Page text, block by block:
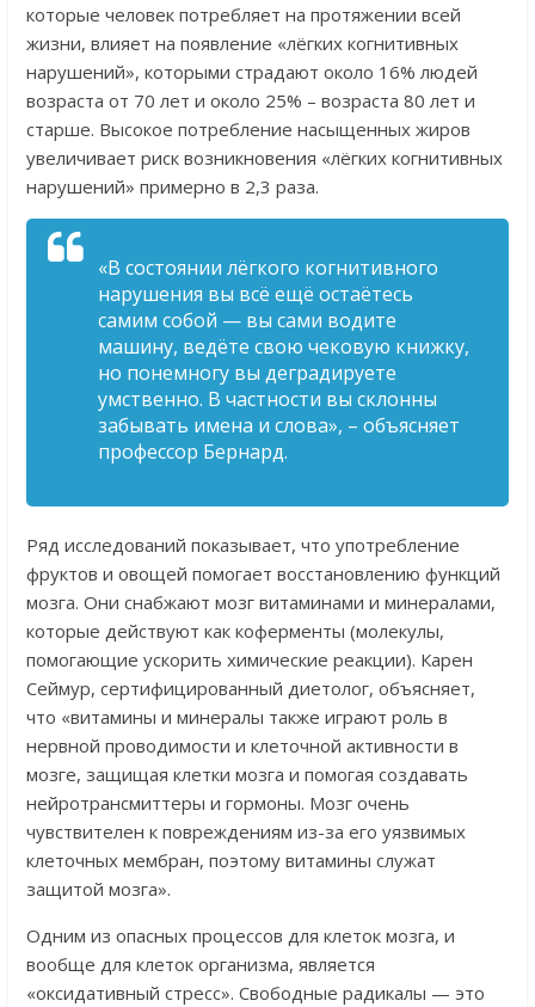
которые человек потребляет на протяжении всей
жизни, влияет на появление «лёгких когнитивных
нарушений», которыми страдают около 16% людей
возраста от 70 лет и около 25% – возраста 80 лет и
старше. Высокое потребление насыщенных жиров
увеличивает риск возникновения «лёгких когнитивных
нарушений» примерно в 2,3 раза.
«В состоянии лёгкого когнитивного
нарушения вы всё ещё остаётесь
самим собой — вы сами водите
машину, ведёте свою чековую книжку,
но понемногу вы деградируете
умственно. В частности вы склонны
забывать имена и слова», – объясняет
профессор Бернард.
Ряд исследований показывает, что употребление
фруктов и овощей помогает восстановлению функций
мозга. Они снабжают мозг витаминами и минералами,
которые действуют как коферменты (молекулы,
помогающие ускорить химические реакции). Карен
Сеймур, сертифицированный диетолог, объясняет,
что «витамины и минералы также играют роль в
нервной проводимости и клеточной активности в
мозге, защищая клетки мозга и помогая создавать
нейротрансмиттеры и гормоны. Мозг очень
чувствителен к повреждениям из-за его уязвимых
клеточных мембран, поэтому витамины служат
защитой мозга».
Одним из опасных процессов для клеток мозга, и
вообще для клеток организма, является
«оксидативный стресс». Свободные радикалы — это